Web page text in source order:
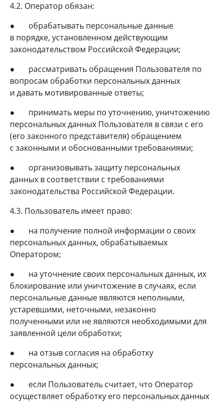
4.2. Оператор обязан:
● обрабатывать персональные данные
в порядке, установленном действующим
законодательством Российской Федерации;
● рассматривать обращения Пользователя по
вопросам обработки персональных данных
и давать мотивированные ответы;
● принимать меры по уточнению, уничтожению
персональных данных Пользователя в связи с его
(его законного представителя) обращением
с законными и обоснованными требованиями;
● организовывать защиту персональных
данных в соответствии с требованиями
законодательства Российской Федерации.
4.3. Пользователь имеет право:
● на получение полной информации о своих
персональных данных, обрабатываемых
Оператором;
● на уточнение своих персональных данных, их
блокирование или уничтожение в случаях, если
персональные данные являются неполными,
устаревшими, неточными, незаконно
полученными или не являются необходимыми для
заявленной цели обработки;
● на отзыв согласия на обработку
персональных данных;
● если Пользователь считает, что Оператор
осуществляет обработку его персональных данных